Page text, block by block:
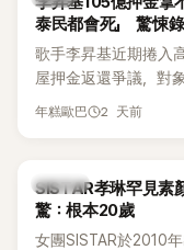
泰民都會死」 驚悚
歌手李昇基近期捲入
屋押金返還爭議，對
代表車佳媛(차가원)
年糕歐巴 2 天前
K-POP
SISTAR孝琳罕見素
驚：根本20歲
女團SISTAR於2010